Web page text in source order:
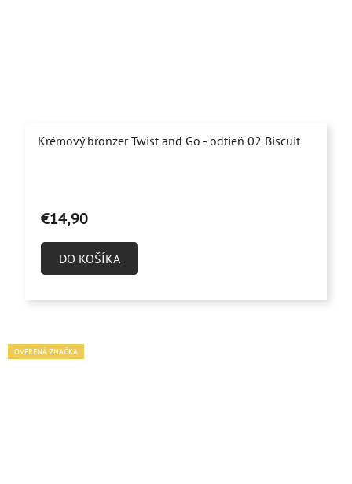
Krémový bronzer Twist and Go - odtieň 02 Biscuit
€14,90
DO KOŠÍKA
OVERENÁ ZNAČKA